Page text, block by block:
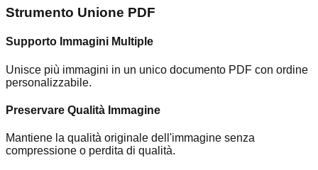
Strumento Unione PDF
Supporto Immagini Multiple
Unisce più immagini in un unico documento PDF con ordine
personalizzabile.
Preservare Qualità Immagine
Mantiene la qualità originale dell'immagine senza
compressione o perdita di qualità.